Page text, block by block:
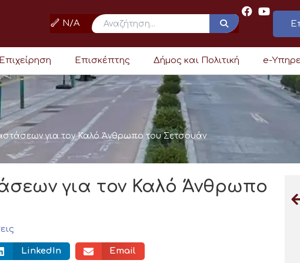
N/A
Επιχείρηση Επισκέπτης Δήμος και Πολιτική e-
για τον Καλό Άνθρωπο του Σετσουάν
για τον Καλό Άνθρωπο
LinkedIn
Email